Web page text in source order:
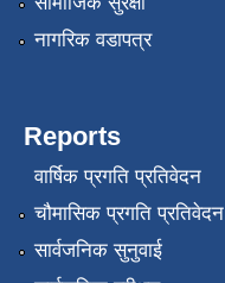
नागरिक वडापत्र
Reports
वार्षिक प्रगति प्रतिवेदन
चौमासिक प्रगति प्रतिवेदन
सार्वजनिक सुनुवाई